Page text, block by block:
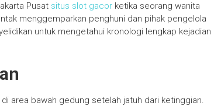
Pusat situs slot gacor ketika seorang wanita
menggemparkan penghuni dan pihak pengelola
untuk mengetahui kronologi lengkap kejadian
area bawah gedung setelah jatuh dari ketinggian.